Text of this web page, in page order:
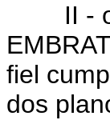
II -
fiel
dos